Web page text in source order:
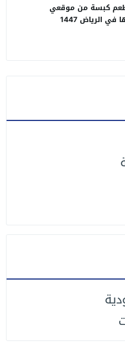
كبسة من موقعي
الرياض 1447